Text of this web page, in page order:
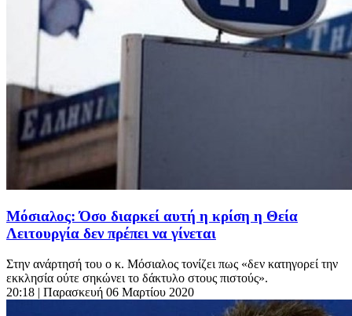
Μόσιαλος: Όσο διαρκεί αυτή η κρίση η Θεία
Λειτουργία δεν πρέπει να γίνεται
Στην ανάρτησή του ο κ. Μόσιαλος τονίζει πως «δεν κατηγορεί την
εκκλησία ούτε σηκώνει το δάκτυλο στους πιστούς».
20:18 | Παρασκευή 06 Μαρτίου 2020